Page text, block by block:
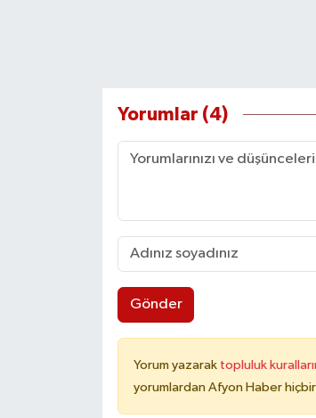
Yorumlar (4)
Gönder
Yorum yazarak topluluk
yorumlardan Afyon Haber